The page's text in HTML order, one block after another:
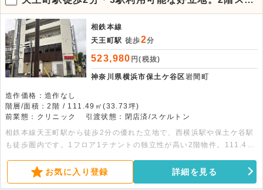
ルトン貸店舗
相鉄本線
天王町駅 徒歩2分
523,980 円(税抜)
神奈川県横浜市保土ケ谷区岩間町
造作価格：造作なし
階層/面積：2階 / 111.49㎡(33.73坪)
前業態：クリニック
引渡状態：閉店済/スケルトン
相鉄本線天王町駅から徒歩2分の優れた立地で、西横浜駅や保土ケ谷駅
も徒歩圏内です。1フロア1テナントの独立性が高い2階物件。111.49
が可能です。詳細についてはお問い合わせください。
お気に入り登録 詳細を見る